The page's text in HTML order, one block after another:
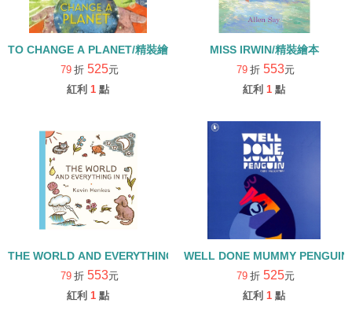
TO CHANGE A PLANET/精裝繪本
79 折 525元
紅利 1 點
MISS IRWIN/精裝繪本
79 折 553元
紅利 1 點
THE WORLD AND EVERYTHING IN IT/精裝繪本
79 折 553元
紅利 1 點
WELL DONE MUMMY
79 折 525元
紅利 1 點